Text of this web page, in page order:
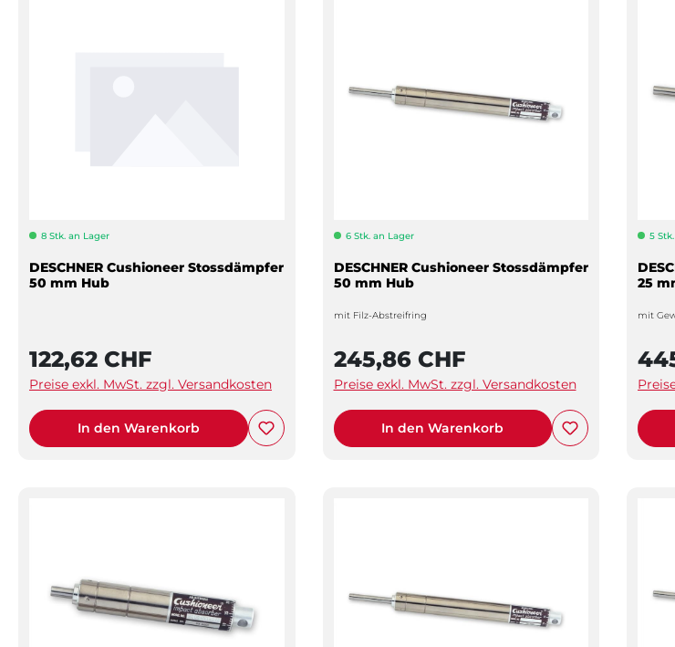
8 Stk. an Lager
DESCHNER Cushioneer Stossdämpfer
50 mm Hub
122,62 CHF
Preise exkl. MwSt. zzgl. Versandkosten
In den Warenkorb
6 Stk. an Lager
DESCHNER Cushioneer Stossdämpfer
50 mm Hub
mit Filz-Abstreifring
245,86 CHF
Preise exkl. MwSt. zzgl. Versandkosten
In den Warenkorb
5
25
mit